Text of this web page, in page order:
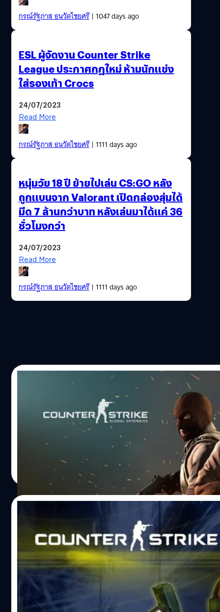
กรณ์รัฐภาส ธนวัตไชยศรี| 1047 days ago
ESL ผู้จัดงาน Counter Strike
League ประกาศกฎใหม่ ห้ามนักแข่ง
ใส่รองเท้า Crocs
24/07/2023
Read More
กรณ์รัฐภาส ธนวัตไชยศรี| 1111 days ago
หนุ่มวัย 18 ปี ย้ายไปเล่น CS:GO หลัง
ถูกแบนจาก Valorant เปิดกล่องสุ่มได้
มีด 7 ล้านกว่าบาท หลังเล่นมาได้แค่ 36
ชั่วโมงกว่า
24/07/2023
Read More
กรณ์รัฐภาส ธนวัตไชยศรี| 1111 days ago
ค่าย Valve ยื่นจดทะเบียนชื่อ Counter-Strike
ค่าย Valve ได้ยื่นคำขอจดทะเบียนเครื่องหมายการค้าในสหรัฐ
ชื่อ 'CS2' แน่นอนว่ามันหมายถึง Counter-Strike 2
วงศกร ปฐมชัยวัฒน์ | 1237 days ago
ข่าวลือ Valve เตรียมเปิดตัวเกมในตำนาน
Strike 2 เร็ว ๆ นี้
มีข่าวว่าค่ายเกม Valve เตรียมปลุกผีเกม Counter-Strike ที่มีร
ทางค่ายจะเปิดตัวภาคต่อในเร็ว ๆ นี้
วงศกร ปฐมชัยวัฒน์